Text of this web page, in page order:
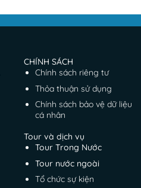
CHÍNH SÁCH
Chính sách riêng tư
Thỏa thuận sử dụng
Chính sách bảo vệ dữ liệu
cá nhân
Tour và dịch vụ
Tour Trong Nước
Tour nước ngoài
Tổ chức sự kiện